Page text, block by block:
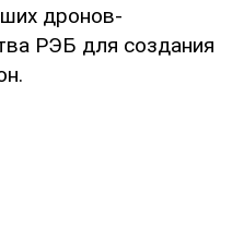
дронов-
РЭБ для создания